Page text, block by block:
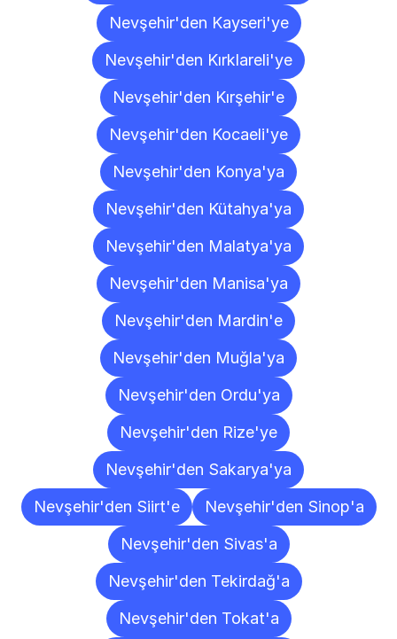
Nevşehir'den Kayseri'ye
Nevşehir'den Kırklareli'ye
Nevşehir'den Kırşehir'e
Nevşehir'den Kocaeli'ye
Nevşehir'den Konya'ya
Nevşehir'den Kütahya'ya
Nevşehir'den Malatya'ya
Nevşehir'den Manisa'ya
Nevşehir'den Mardin'e
Nevşehir'den Muğla'ya
Nevşehir'den Ordu'ya
Nevşehir'den Rize'ye
Nevşehir'den Sakarya'ya
Nevşehir'den Siirt'e
Nevşehir'den Sinop'a
Nevşehir'den Sivas'a
Nevşehir'den Tekirdağ'a
Nevşehir'den Tokat'a